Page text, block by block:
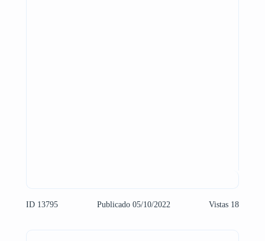
ID 13795 Publicado 05/10/2022 Vistas 18